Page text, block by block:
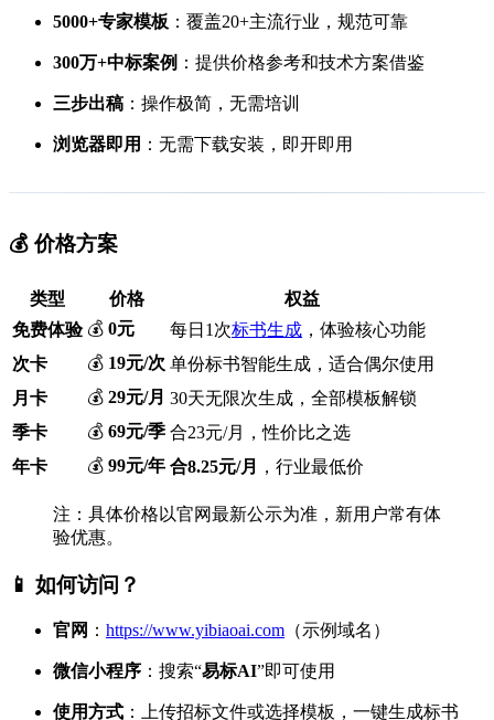
5000+专家模板 ：覆盖20+主流行业，规范可靠
300万+中标案例 ：提供价格参考和技术方案借鉴
三步出稿 ：操作极简，无需培训
浏览器即用 ：无需下载安装，即开即用
💰 价格方案
类型 价格
权益
免费体验 💰 0元 每日1次标书生成 ，体验核心功能
次卡
💰 19元/次 单份标书智能生成，适合偶尔使用
月卡
💰 29元/月 30天无限次生成，全部模板解锁
季卡
💰 69元/季 合23元/月，性价比之选
年卡
💰 99元/年 合8.25元/月 ，行业最低价
注：具体价格以官网最新公示为准，新用户常有体
验优惠。
📱 如何访问？
官网 ： https://www.yibiaoai.com （示例域名）
微信小程序 ：搜索“易标AI”即可使用
使用方式 ：上传招标文件或选择模板，一键生成标书